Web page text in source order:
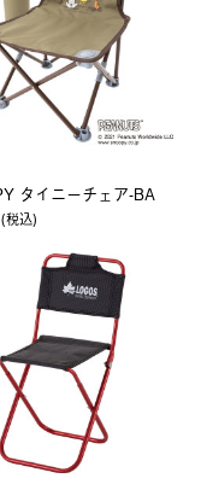
タイニーチェア-BA
税込)